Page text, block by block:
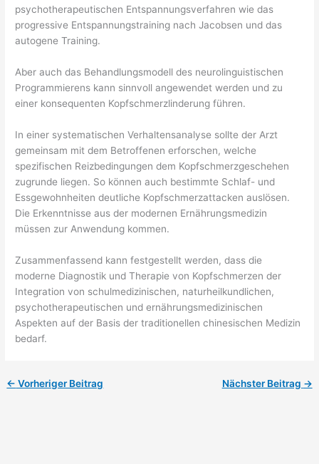
psychotherapeutischen Entspannungsverfahren wie das
progressive Entspannungstraining nach Jacobsen und das
autogene Training.
Aber auch das Behandlungsmodell des neurolinguistischen
Programmierens kann sinnvoll angewendet werden und zu
einer konsequenten Kopfschmerzlinderung führen.
In einer systematischen Verhaltensanalyse sollte der Arzt
gemeinsam mit dem Betroffenen erforschen, welche
spezifischen Reizbedingungen dem Kopfschmerzgeschehen
zugrunde liegen. So können auch bestimmte Schlaf- und
Essgewohnheiten deutliche Kopfschmerzattacken auslösen.
Die Erkenntnisse aus der modernen Ernährungsmedizin
müssen zur Anwendung kommen.
Zusammenfassend kann festgestellt werden, dass die
moderne Diagnostik und Therapie von Kopfschmerzen der
Integration von schulmedizinischen, naturheilkundlichen,
psychotherapeutischen und ernährungsmedizinischen
Aspekten auf der Basis der traditionellen chinesischen Medizin
bedarf.
← Vorheriger Beitrag Nächster Beitrag →